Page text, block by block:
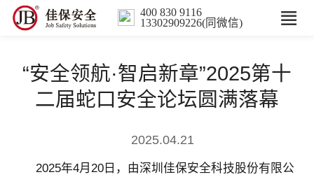
400 830 9116
13302909226(同微信)
核心业务
“安全领航·智启新章”2025第十
二届蛇口安全论坛圆满落幕
2025.04.21
2025年4月20日，由深圳佳保安全科技股份有限公